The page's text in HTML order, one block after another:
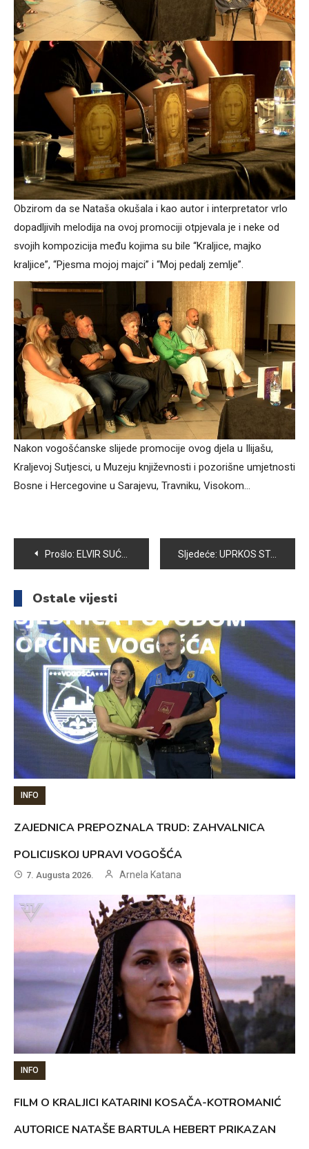
Obzirom da se Nataša okušala i kao autor i interpretator vrlo
dopadljivih melodija na ovoj promociji otpjevala je i neke od
svojih kompozicija među kojima su bile “Kraljice, majko
kraljice”, “Pjesma mojoj majci” i “Moj pedalj zemlje”.
Nakon vogošćanske slijede promocije ovog djela u Ilijašu,
Kraljevoj Sutjesci, u Muzeju književnosti i pozorišne umjetnosti
Bosne i Hercegovine u Sarajevu, Travniku, Visokom…
Navigacija
članaka
Prošlo: ELVIR SUĆESKA DOBITNIK ZAHVALNICE OPĆINE VOGOŠĆA Sljedeće: UPRKOS STALNIM POSKUPLJENJIMA PIJACA U VOGOŠĆI BOGATA PONUDOM
Ostale vijesti
INFO
ZAJEDNICA PREPOZNALA TRUD: ZAHVALNICA
POLICIJSKOJ UPRAVI VOGOŠĆA
7. Augusta 2026. Arnela Katana
INFO
FILM O KRALJICI KATARINI KOSAČA-KOTROMANIĆ
AUTORICE NATAŠE BARTULA HEBERT PRIKAZAN